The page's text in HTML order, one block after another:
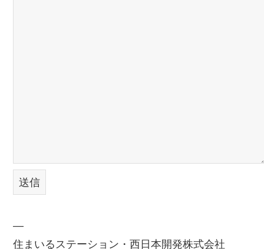
—
住まいるステーション・西日本開発株式会社